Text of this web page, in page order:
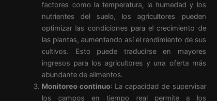
factores como la temperatura, la humedad y los
nutrientes del suelo, los agricultores pueden
optimizar las condiciones para el crecimiento de
las plantas, aumentando así el rendimiento de sus
cultivos. Esto puede traducirse en mayores
ingresos para los agricultores y una oferta más
abundante de alimentos.
Monitoreo continuo: La capacidad de supervisar
los campos en tiempo real permite a los